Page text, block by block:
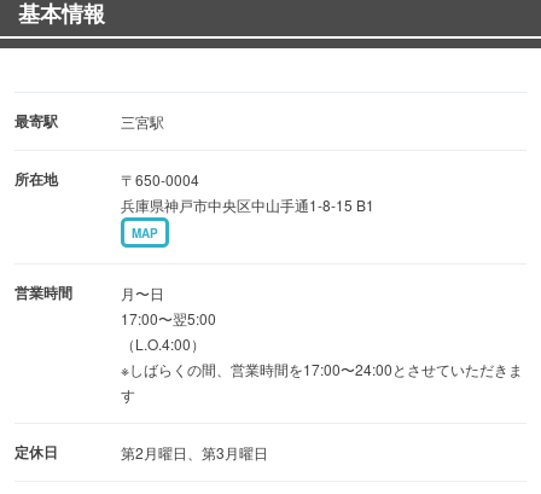
ので是非皆様のお問い合わせお待ちしております。
基本情報
最寄駅 三宮駅
所在地
〒650-0004
兵庫県神戸市中央区中山手通1-8-15 B1
MAP
営業時間
月〜日
17:00〜翌5:00
（L.O.4:00）
※しばらくの間、営業時間を17:00〜24:00とさせていただきま
す
定休日 第2月曜日、第3月曜日